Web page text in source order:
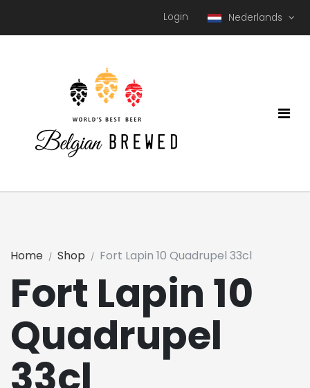
Login Nederlands
Fort Lapin 10
Quadrupel
Home Shop Fort Lapin 10 Quadrupel 33cl